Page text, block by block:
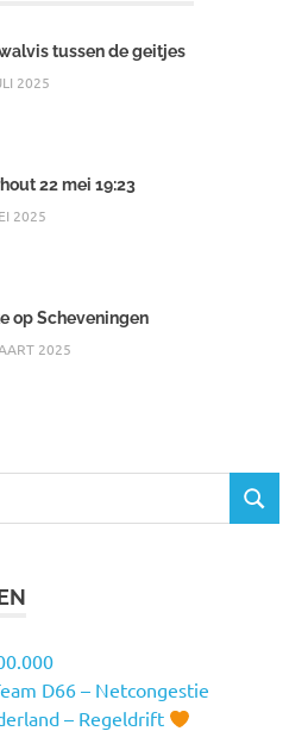
walvis tussen de geitjes
2025
22 mei 19:23
2025
op Scheveningen
2025
ZOEKEN
D66 – Netcongestie
– Regeldrift